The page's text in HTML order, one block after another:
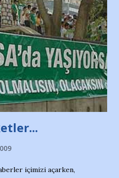
içimizi açarken,